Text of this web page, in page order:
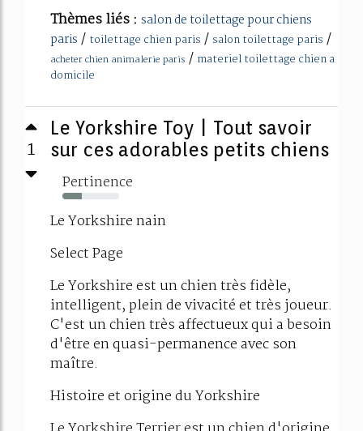
Thèmes liés : salon de toilettage pour chiens
paris / toilettage chien paris / salon toilettage paris /
acheter chien animalerie paris / materiel toilettage chien a
domicile
1
Le Yorkshire Toy | Tout savoir
sur ces adorables petits chiens
Pertinence
34%
Le Yorkshire nain
Select Page
Le Yorkshire est un chien très fidèle,
intelligent, plein de vivacité et très joueur.
C'est un chien très affectueux qui a besoin
d'être en quasi-permanence avec son
maître.
Histoire et origine du Yorkshire